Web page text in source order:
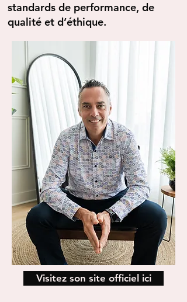
standards de performance, de
qualité et d’éthique.
Visitez son site officiel ici